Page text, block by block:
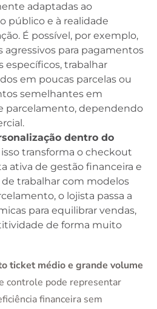
adaptadas ao
público e à realidade
É possível, por exemplo,
agressivos para pagamentos
específicos, trabalhar
em poucas parcelas ou
semelhantes em
parcelamento, dependendo
dentro do
isso transforma o checkout
ativa de gestão financeira e
de trabalhar com modelos
o lojista passa a
para equilibrar vendas,
de forma muito
ticket médio e grande volume
controle pode representar
financeira sem